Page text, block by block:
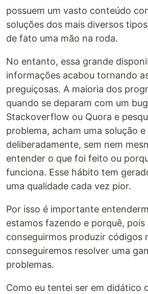
possuem um vasto conteúdo
soluções dos mais diversos
de fato uma mão na roda.
No entanto, essa grande
informações acabou tornando
preguiçosas. A maioria dos
quando se deparam com um
Stackoverflow ou Quora e
problema, acham uma solução
deliberadamente, sem nem
entender o que foi feito ou
funciona. Esse hábito tem
uma qualidade cada vez pior.
Por isso é importante
estamos fazendo e porquê, pois
conseguirmos produzir códigos
conseguiremos resolver uma
problemas.
Como eu tentei ser em didático